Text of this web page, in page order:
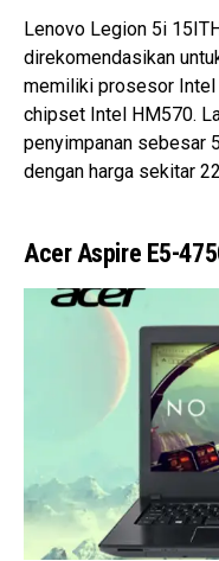
Lenovo Legion 5i
direkomendasikan
memiliki prosesor Intel
chipset Intel HM570.
penyimpanan sebesar
dengan harga sekitar
Acer Aspire E5-